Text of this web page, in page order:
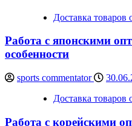
Доставка товаров
Работа с японскими
особенности
sports commentator
Доставка товаров
Работа с корейскими